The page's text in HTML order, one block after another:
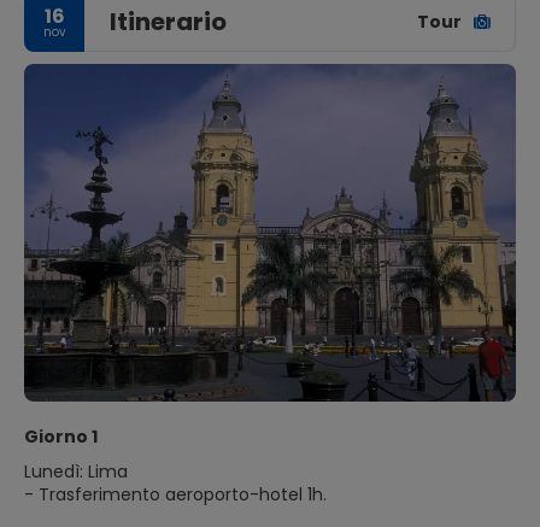
16
nov Itinerario Tour
Giorno 1
Lunedì: Lima
- Trasferimento aeroporto-hotel 1h.